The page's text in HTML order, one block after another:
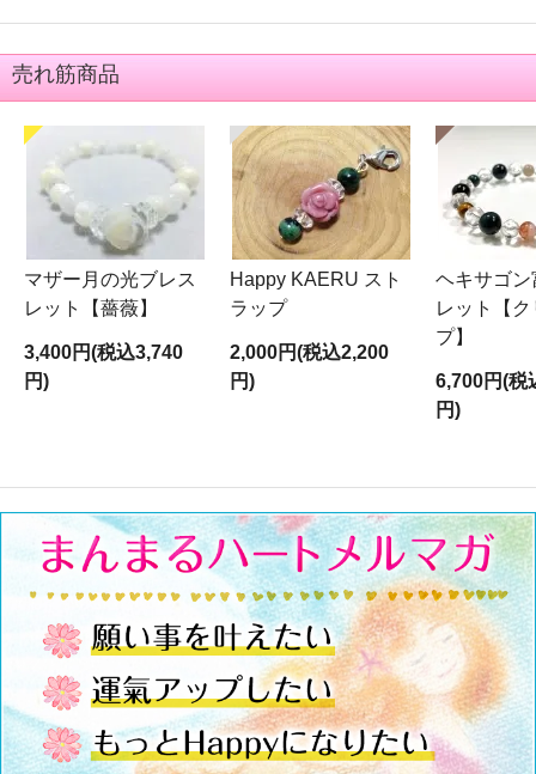
売れ筋商品
マザー月の光ブレス
レット【薔薇】
3,400円(税込3,740
円)
Happy KAERU スト
ラップ
2,000円(税込2,200
円)
ヘキサゴン
レット【
プ】
6,700円(税
円)